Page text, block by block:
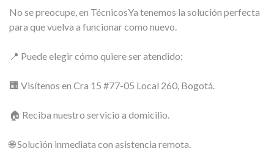
No se preocupe, en TécnicosYa tenemos la solución perfecta
para que vuelva a funcionar como nuevo.
📍 Puede elegir cómo quiere ser atendido:
🏢 Visítenos en Cra 15 #77-05 Local 260, Bogotá.
🏠 Reciba nuestro servicio a domicilio.
🌐 Solución inmediata con asistencia remota.